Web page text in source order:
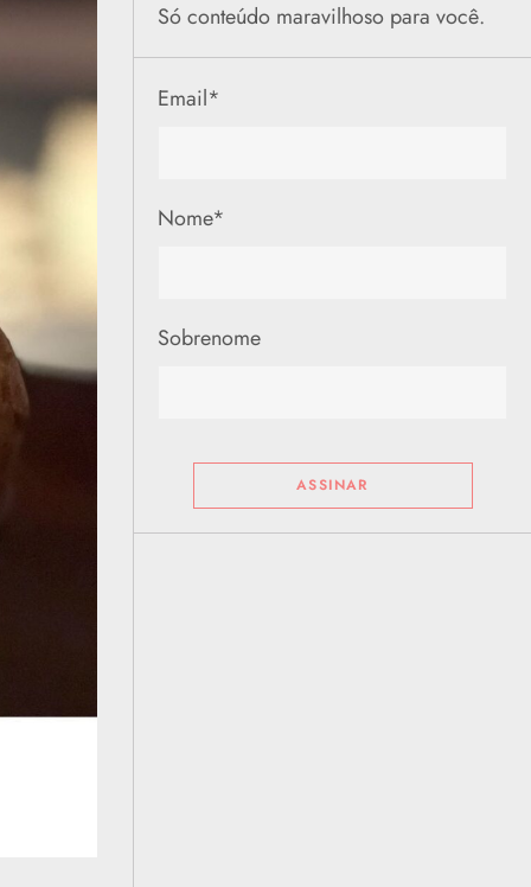
Só conteúdo maravilhoso para você.
Email*
Nome*
Sobrenome